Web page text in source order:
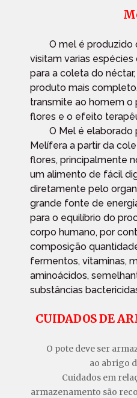
O mel é produzido
visitam varias
para a coleta do
produto mais
transmite ao homem o
flores e o efeito
O Mel é elaborado
Melífera a partir da
flores, principalmente
um alimento de fácil
diretamente pelo
grande fonte de
para o equilíbrio do
corpo humano, por
composição
fermentos, vitaminas,
aminoácidos,
substâncias
CUIDADOS DE
O pote deve ser
ao abrigo
Cuidados em
armazenamento são